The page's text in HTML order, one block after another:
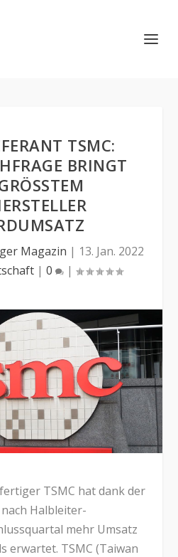
TSMC:
BRINGT
C
R
Magazin | 13. Jan. 2022
| 0 |
TSMC hat dank der
Halbleiter-
mehr Umsatz
erwartet. TSMC (Taiwan